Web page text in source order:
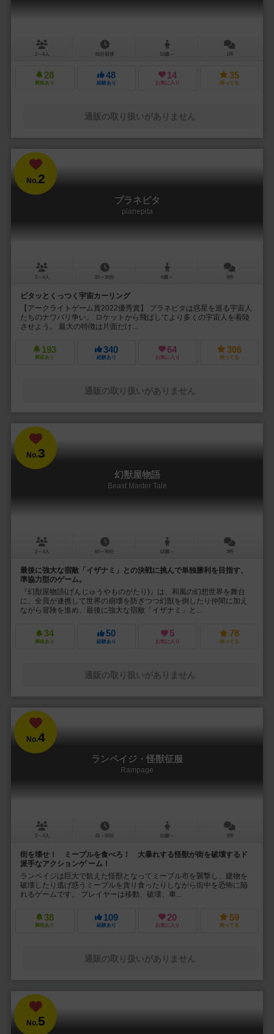
2～4人 45分前後 10歳～ 1件
28
興味あり
48
経験あり
14
お気に入り
35
持ってる
通販の取り扱いがありません
No.2
プラネピタ
planepita
2～4人 20～30分 6歳～ 9件
ピタッとくっつく宇宙カーリング
【アークライトゲーム賞2022優秀賞】 プラネピタは惑星を巡る宇宙人
たちのナワバリ争い。 ロケットから飛ばしてより多くの宇宙人を着陸
させよう。 最大の特徴は片面だけ...
193
興味あり
340
経験あり
64
お気に入り
306
持ってる
通販の取り扱いがありません
No.3
幻獣屋物語
Beast Master Tale
2～4人 60～90分 12歳～ 3件
最後に強大な宿敵「イザナミ」との決戦に挑んで単独勝利を目指す、
準協力型のゲーム。
『幻獣屋物語(げんじゅうやものがたり)』は、和風の幻想世界を舞台
に、全員が連携して世界の崩壊を防ぎつつ幻獣を倒したり仲間に加え
ながら冒険を進め、最後に強大な宿敵「イザナミ」と...
34
興味あり
50
経験あり
5
お気に入り
78
持ってる
通販の取り扱いがありません
No.4
ランペイジ・怪獣征服
Rampage
2～4人 45～55分 10歳～ 3件
街を壊せ！ ミープルを食べろ！ 大暴れする怪獣が街を破壊するド
派手なアクションゲ ーム！
ランペイジは巨大で飢えた怪獣となってミープル市を襲撃し、建物を
破壊したり逃げ惑うミープルを貪り食ったりしながら街中を恐怖に陥
れるゲームです。 プレイヤーは移動、破壊、車...
38
興味あり
109
経験あり
20
お気に入り
59
持ってる
通販の取り扱いがありません
No.5